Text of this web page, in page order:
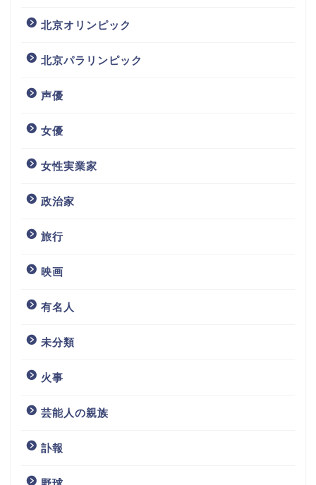
北京オリンピック
北京パラリンピック
声優
女優
女性実業家
政治家
旅行
映画
有名人
未分類
火事
芸能人の親族
訃報